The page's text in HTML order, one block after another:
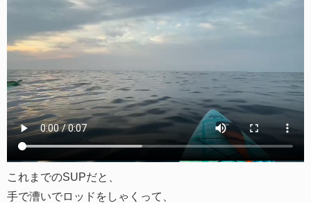
これまでのSUPだと、
手で漕いでロッドをしゃくって、